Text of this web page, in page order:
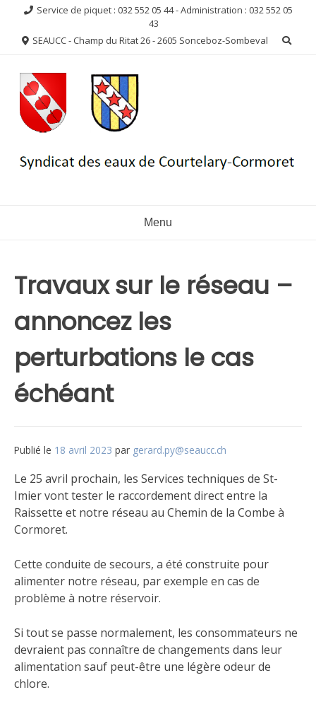
contenu
Service de piquet : 032 552 05 44 - Administration : 032 552 05
43
SEAUCC - Champ du Ritat 26 - 2605 Sonceboz-Sombeval
Menu
Travaux sur le réseau –
annoncez les
perturbations le cas
échéant
Publié le 18 avril 2023 par gerard.py@seaucc.ch
Le 25 avril prochain, les Services techniques de St-
Imier vont tester le raccordement direct entre la
Raissette et notre réseau au Chemin de la Combe à
Cormoret.
Cette conduite de secours, a été construite pour
alimenter notre réseau, par exemple en cas de
problème à notre réservoir.
Si tout se passe normalement, les consommateurs ne
devraient pas connaître de changements dans leur
alimentation sauf peut-être une légère odeur de
chlore.